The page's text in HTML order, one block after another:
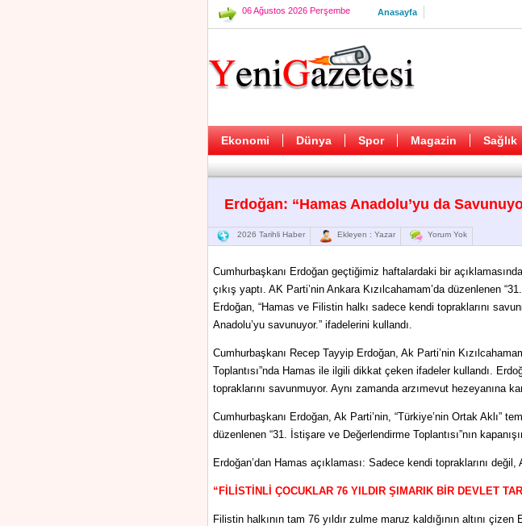
06 Ağustos 2026 Perşembe Anasayfa
Ekonomi Dünya Spor Magazin Sağlık
Erdoğan: “Hamas Anadolu’yu da
2026 Tarihli Haber Ekleyen : Yazar Yorum Yok
Cumhurbaşkanı Erdoğan geçtiğimiz haftalardaki bir
çıkış yaptı. AK Parti’nin Ankara Kızılcahamam’da düzenlenen
Erdoğan, “Hamas ve Filistin halkı sadece kendi topraklarını
Anadolu’yu savunuyor.” ifadelerini kullandı.
Cumhurbaşkanı Recep Tayyip Erdoğan, Ak Parti’nin
Toplantısı”nda Hamas ile ilgili dikkat çeken ifadeler kullandı.
topraklarını savunmuyor. Aynı zamanda arzımevut hezeyanına
Cumhurbaşkanı Erdoğan, Ak Parti’nin, “Türkiye’nin Ortak Aklı”
düzenlenen “31. İstişare ve Değerlendirme Toplantısı”nın
Erdoğan’dan Hamas açıklaması: Sadece kendi topraklarını
“FİLİSTİNLİ ÇOCUKLAR 76 YILDIR ŞIMARIK BİR DEVLET
Filistin halkının tam 76 yıldır zulme maruz kaldığının altını